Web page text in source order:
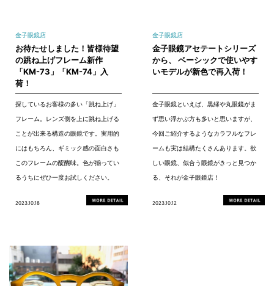
金子眼鏡店
お待たせしました！皆様待望
の跳ね上げフレーム新作
「KM-73」「KM-74」入
荷！
探しているお客様の多い「跳ね上げ」
フレーム。レンズ側を上に跳ね上げる
ことが出来る構造の眼鏡です。実用的
にはもちろん、ギミック感の面白さも
このフレームの醍醐味。色が揃ってい
るうちにぜひ一度お試しください。
2023.10.18
金子眼鏡店
金子眼鏡アセテートシリーズ
から、 ベーシックで使いやす
いモデルが新色で再入荷！
金子眼鏡といえば、黒縁や丸眼鏡がま
ず思い浮かぶ方も多いと思いますが、
今回ご紹介するようなカラフルなフレ
ームも実は結構たくさんあります。欲
しい眼鏡、似合う眼鏡がきっと見つか
る、それが金子眼鏡店！
2023.10.12